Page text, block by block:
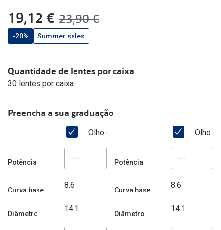
Categoria
Homem
Acessórios
Persol
Michael Kors
Marcas
Biofinity
Dailies
agora:
19,12 € era:
23,90 €
-20% Summer sales
Quantidade de lentes por caixa
30 lentes por caixa
Preencha a sua graduação
Olho direito
Potência
Curva base
8.6
Diâmetro
14.1
Olho
Potência
Curva base
8.6
Diâmetro
14.1